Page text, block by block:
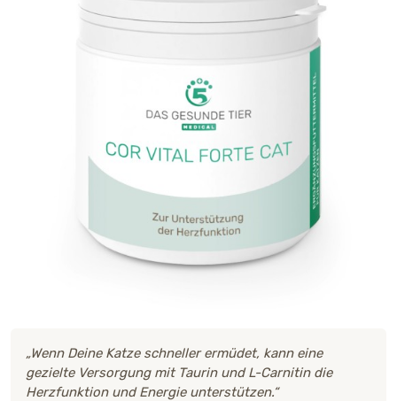
„Wenn Deine Katze schneller ermüdet, kann eine
gezielte Versorgung mit Taurin und L-Carnitin die
Herzfunktion und Energie unterstützen.“